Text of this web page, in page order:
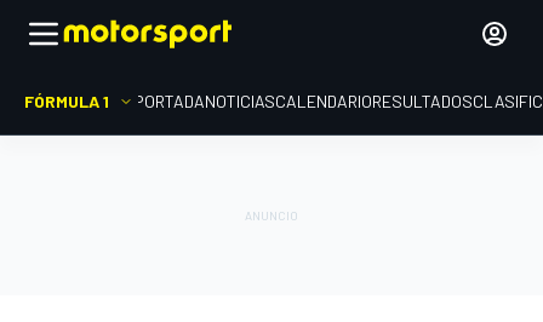
FÓRMULA 1 PORTADANOTICIASCALENDARIORESULTADOS